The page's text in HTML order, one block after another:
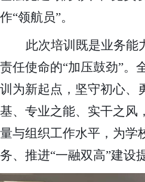
作“领航员”。
此次培训既是业务能
责任使命的“加压鼓劲”。
训为新起点，坚守初心、
基、专业之能、实干之风
量与组织工作水平，为学
务、推进“一融双高”建设